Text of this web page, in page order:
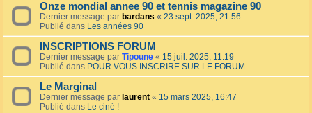
Onze mondial annee 90 et tennis magazine 90
Dernier message par bardans « 23 sept. 2025, 21:56
Publié dans Les années 90
INSCRIPTIONS FORUM
Dernier message par Tipoune « 15 juil. 2025, 11:19
Publié dans POUR VOUS INSCRIRE SUR LE FORUM
Le Marginal
Dernier message par laurent « 15 mars 2025, 16:47
Publié dans Le ciné !